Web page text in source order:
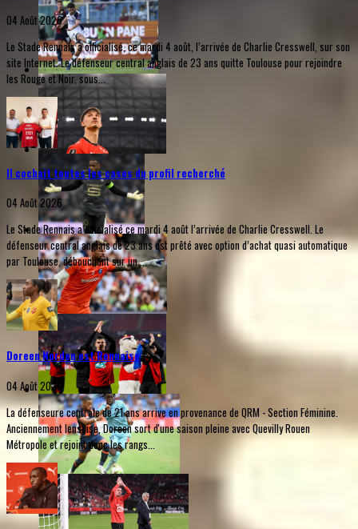
04 Août 2026
Le Stade Rennais a officialisé, ce mardi 4 août, l’arrivée de Charlie Cresswell, sur son
site Internet. Le défenseur central anglais de 23 ans quitte Toulouse pour rejoindre
les Rouge et Noir, sous...
Il cochait toutes les cases du profil recherché
04 Août 2026
Le Stade Rennais a officialisé ce mardi 4 août l’arrivée de Charlie Cresswell. Le
défenseur central anglais de 23 ans est prêté avec option d’achat quasi automatique
par Toulouse, débouchant sur un...
Doreen Norden est Rennaise
04 Août 2026
La défenseure centrale de 21 ans arrive en provenance de QRM - Section Féminine.
Anciennement lensoise, Doreen sort d'une saison pleine avec Quevilly Rouen
Métropole et rejoint donc les rangs...